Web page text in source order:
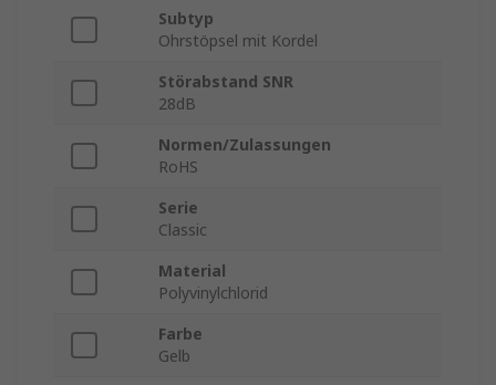
Subtyp
Ohrstöpsel mit Kordel
Störabstand SNR
28dB
Normen/Zulassungen
RoHS
Serie
Classic
Material
Polyvinylchlorid
Farbe
Gelb